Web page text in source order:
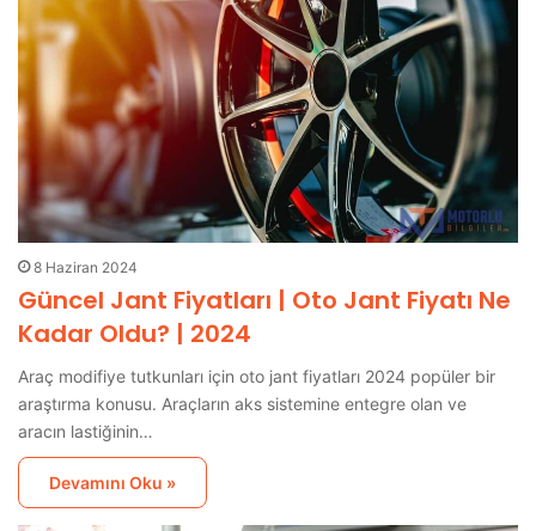
8 Haziran 2024
Güncel Jant Fiyatları | Oto Jant Fiyatı Ne
Kadar Oldu? | 2024
Araç modifiye tutkunları için oto jant fiyatları 2024 popüler bir
araştırma konusu. Araçların aks sistemine entegre olan ve
aracın lastiğinin…
Devamını Oku »